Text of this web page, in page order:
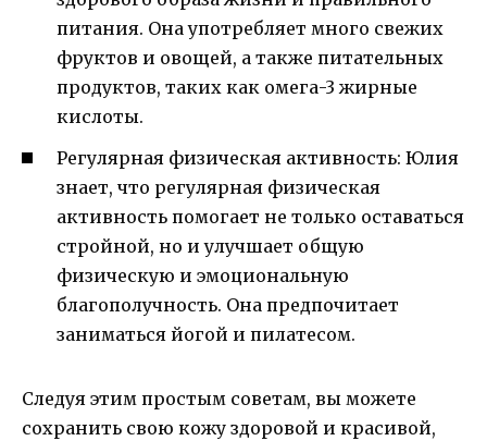
питания. Она употребляет много свежих
фруктов и овощей, а также питательных
продуктов, таких как омега-3 жирные
кислоты.
Регулярная физическая активность: Юлия
знает, что регулярная физическая
активность помогает не только оставаться
стройной, но и улучшает общую
физическую и эмоциональную
благополучность. Она предпочитает
заниматься йогой и пилатесом.
Следуя этим простым советам, вы можете
сохранить свою кожу здоровой и красивой,